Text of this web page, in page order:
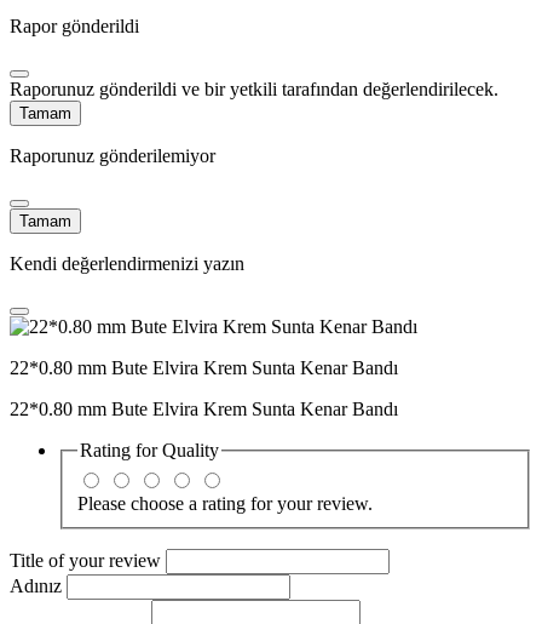
Rapor gönderildi
Raporunuz gönderildi ve bir yetkili tarafından değerlendirilecek.
Tamam
Raporunuz gönderilemiyor
Tamam
Kendi değerlendirmenizi yazın
22*0.80 mm Bute Elvira Krem Sunta Kenar Bandı
22*0.80 mm Bute Elvira Krem Sunta Kenar Bandı
Rating forQuality
Please choose a rating for your review.
Title of your review
Adınız